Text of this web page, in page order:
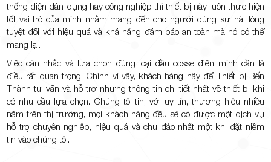
thống điện dân dụng hay công nghiệp thì thiết bị này luôn thực hiện
tốt vai trò của mình nhằm mang đến cho người dùng sự hài lòng
tuyệt đối với hiệu quả và khả năng đảm bảo an toàn mà nó có thể
mang lại.
Việc cân nhắc và lựa chọn đúng loại đầu cosse điện mình cần là
điều rất quan trọng. Chính vì vậy, khách hàng hãy để Thiết bị Bến
Thành tư vấn và hỗ trợ những thông tin chi tiết nhất về thiết bị khi
có nhu cầu lựa chọn. Chúng tôi tin, với uy tín, thương hiệu nhiều
năm trên thị trường, mọi khách hàng đều sẽ có được một dịch vụ
hỗ trợ chuyên nghiệp, hiệu quả và chu đáo nhất một khi đặt niềm
tin vào chúng tôi.